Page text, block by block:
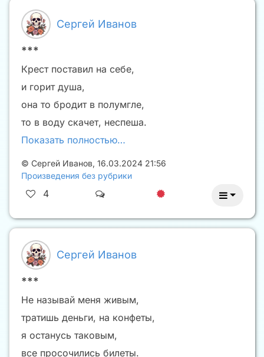
Сергей Иванов
***
Крест поставил на себе,
и горит душа,
она то бродит в полумгле,
то в воду скачет, неспеша.
Показать полностью…
© Сергей Иванов, 16.03.2024 21:56
Произведения без рубрики
4
Сергей Иванов
***
Не называй меня живым,
тратишь деньги, на конфеты,
я останусь таковым,
все просочились билеты.